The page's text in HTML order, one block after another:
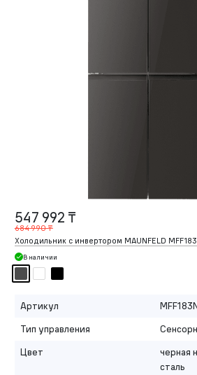
547 992 ₸
684 990 ₸
Холодильник с инвертором MAUNFELD
В наличии
Артикул
Тип управления
Цвет
черная
сталь